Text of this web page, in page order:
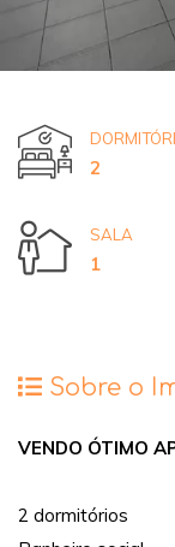
2
SALA
1
Sobre o
VENDO ÓTIMO
2 dormitórios